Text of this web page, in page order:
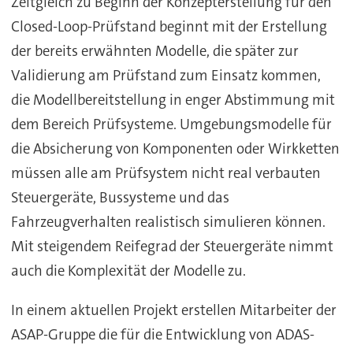
Closed-Loop-Prüfstand beginnt mit der Erstellung
der bereits erwähnten Modelle, die später zur
Validierung am Prüfstand zum Einsatz kommen,
die Modellbereitstellung in enger Abstimmung mit
dem Bereich Prüfsysteme. Umgebungsmodelle für
die Absicherung von Komponenten oder Wirkketten
müssen alle am Prüfsystem nicht real verbauten
Steuergeräte, Bussysteme und das
Fahrzeugverhalten realistisch simulieren können.
Mit steigendem Reifegrad der Steuergeräte nimmt
auch die Komplexität der Modelle zu.
In einem aktuellen Projekt erstellen Mitarbeiter der
ASAP-Gruppe die für die Entwicklung von ADAS-